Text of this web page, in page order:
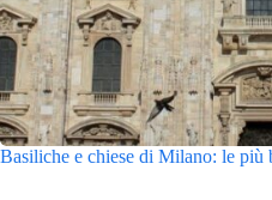
Basiliche e chiese di Milano: le più